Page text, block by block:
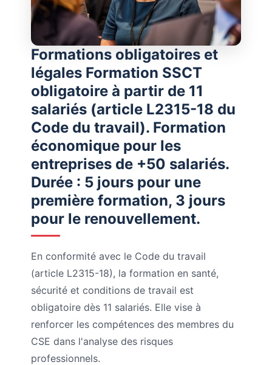
Formations obligatoires et
légales Formation SSCT
obligatoire à partir de 11
salariés (article L2315-18 du
Code du travail). Formation
économique pour les
entreprises de +50 salariés.
Durée : 5 jours pour une
première formation, 3 jours
pour le renouvellement.
En conformité avec le Code du travail
(article L2315-18), la formation en santé,
sécurité et conditions de travail est
obligatoire dès 11 salariés. Elle vise à
renforcer les compétences des membres du
CSE dans l'analyse des risques
professionnels.